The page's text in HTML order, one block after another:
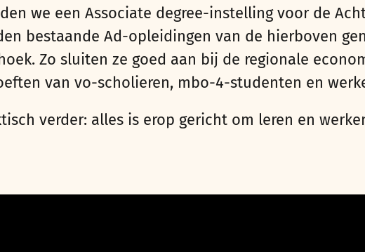
we een Associate degree-instelling voor de
bestaande Ad-opleidingen van de hierboven
. Zo sluiten ze goed aan bij de regionale
van vo-scholieren, mbo-4-studenten en
verder: alles is erop gericht om leren en